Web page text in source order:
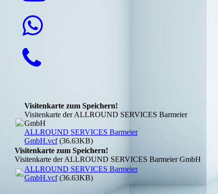
Visitenkarte zum Speichern!
Visitenkarte der ALLROUND SERVICES Barmeier
GmbH
ALLROUND SERVICES Barmeier
GmbH.vcf(36.63KB)
Visitenkarte zum Speichern!
Visitenkarte der ALLROUND SERVICES Barmeier GmbH
ALLROUND SERVICES Barmeier
GmbH.vcf(36.63KB)